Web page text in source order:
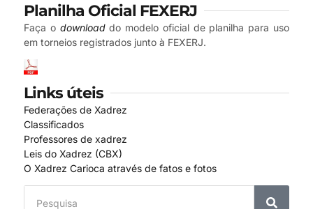
Planilha Oficial FEXERJ
Faça o downloaddo modelo oficial de planilha para uso
em torneios registrados junto à FEXERJ.
Links úteis
Federações de Xadrez
Classificados
Professores de xadrez
Leis do Xadrez (CBX)
O Xadrez Carioca através de fatos e fotos